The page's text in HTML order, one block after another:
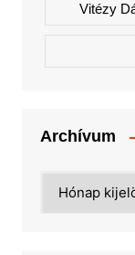
Vitézy
Archívum